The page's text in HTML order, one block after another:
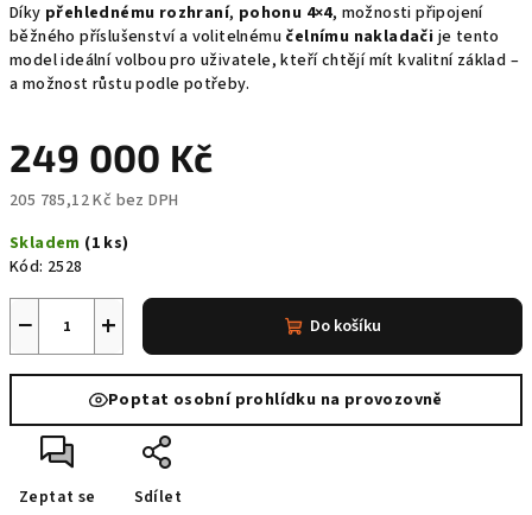
Díky přehlednému rozhraní, pohonu 4×4, možnosti připojení
běžného příslušenství a volitelnému čelnímu nakladači je tento
model ideální volbou pro uživatele, kteří chtějí mít kvalitní základ –
a možnost růstu podle potřeby.
249 000 Kč
205 785,12 Kč bez DPH
cena:
Skladem (1 ks)
Kód: 2528
+
− Do košíku
Poptat osobní prohlídku na provozovně
Zeptat se Sdílet